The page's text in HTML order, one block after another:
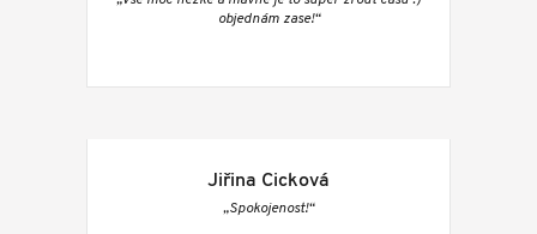
objednám zase!“
Jiřina Cicková
„Spokojenost!“